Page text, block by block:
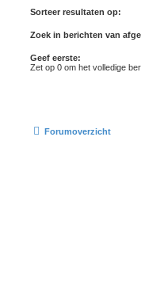
Sorteer resultaten op:
Zoek in berichten van
Geef eerste:
Zet op 0 om het volledige
Forumoverzicht